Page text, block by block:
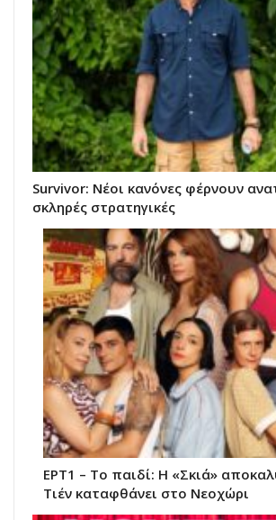
Survivor: Νέοι κανόνες φέρνουν
σκληρές στρατηγικές
ΕΡΤ1 – Το παιδί: Η «Σκιά»
Τιέν καταφθάνει στο Νεοχώρι